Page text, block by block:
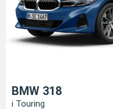
BMW 318
i Touring